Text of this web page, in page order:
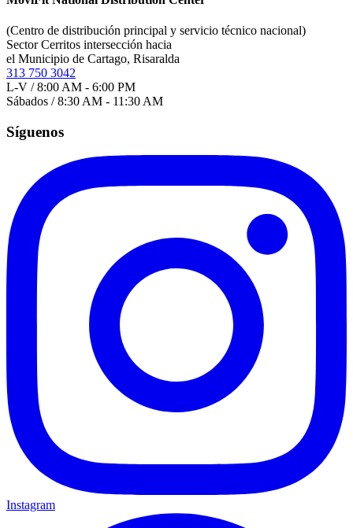
(Centro de distribución principal y servicio técnico nacional)
Sector Cerritos intersección hacia
el Municipio de Cartago, Risaralda
313 750 3042
L-V / 8:00 AM - 6:00 PM
Sábados / 8:30 AM - 11:30 AM
Síguenos
Instagram